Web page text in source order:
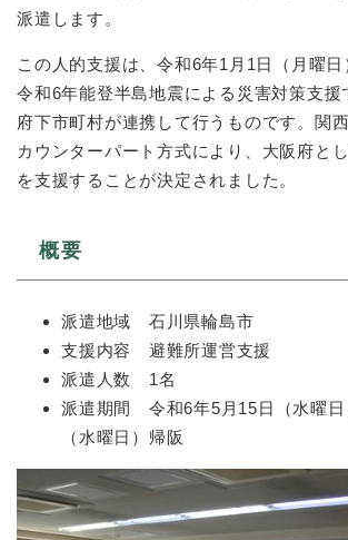
派遣します。
この人的支援は、令和6年1月1日（月曜日
令和6年能登半島地震による災害対策支援
府下市町村が連携して行うものです。関
カウンターパート方式により、大阪府と
を支援することが決定されました。​
概要
派遣地域 石川県輪島市
支援内容 避難所運営支援
派遣人数 1名
派遣期間 令和6年5月15日（水曜日
（水曜日）帰阪